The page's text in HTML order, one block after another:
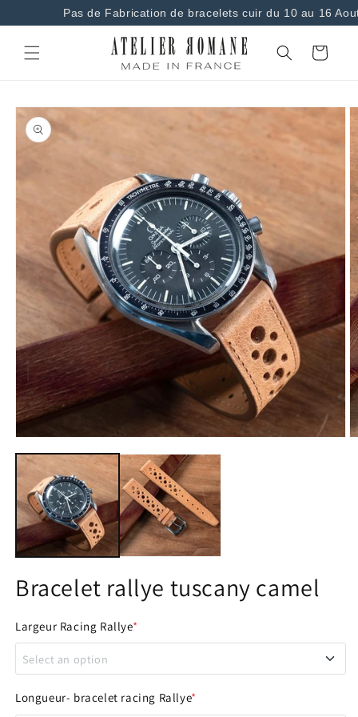
Pas de Fabrication de bracelets cuir du 10 au 16
contenu
Panier
Passer aux
informations
produits
le
média
1
dans
une
fenêtre
modale
Bracelet rallye tuscany camel
Largeur Racing Rallye*
Select an option
18 - 16 mm
Longueur- bracelet racing Rallye*